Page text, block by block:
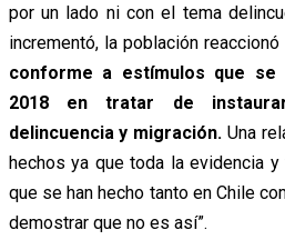
por un lado ni con el tema
incrementó, la población
conforme a estímulos que se
2018 en tratar de
delincuencia y migración. Una
hechos ya que toda la evidencia
que se han hecho tanto en Chile
demostrar que no es así”.